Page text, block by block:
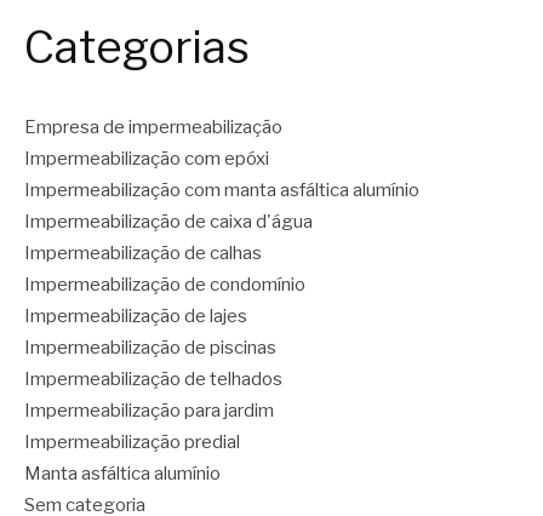
Categorias
Empresa de impermeabilização
Impermeabilização com epóxi
Impermeabilização com manta asfáltica alumínio
Impermeabilização de caixa d'água
Impermeabilização de calhas
Impermeabilização de condomínio
Impermeabilização de lajes
Impermeabilização de piscinas
Impermeabilização de telhados
Impermeabilização para jardim
Impermeabilização predial
Manta asfáltica alumínio
Sem categoria